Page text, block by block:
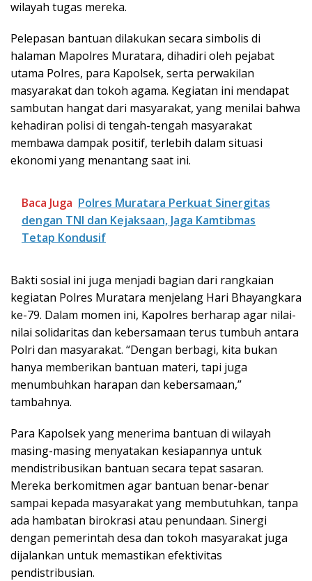
wilayah tugas mereka.
Pelepasan bantuan dilakukan secara simbolis di
halaman Mapolres Muratara, dihadiri oleh pejabat
utama Polres, para Kapolsek, serta perwakilan
masyarakat dan tokoh agama. Kegiatan ini mendapat
sambutan hangat dari masyarakat, yang menilai bahwa
kehadiran polisi di tengah-tengah masyarakat
membawa dampak positif, terlebih dalam situasi
ekonomi yang menantang saat ini.
Baca Juga Polres Muratara Perkuat Sinergitas
dengan TNI dan Kejaksaan, Jaga Kamtibmas
Tetap Kondusif
Bakti sosial ini juga menjadi bagian dari rangkaian
kegiatan Polres Muratara menjelang Hari Bhayangkara
ke-79. Dalam momen ini, Kapolres berharap agar nilai-
nilai solidaritas dan kebersamaan terus tumbuh antara
Polri dan masyarakat. “Dengan berbagi, kita bukan
hanya memberikan bantuan materi, tapi juga
menumbuhkan harapan dan kebersamaan,”
tambahnya.
Para Kapolsek yang menerima bantuan di wilayah
masing-masing menyatakan kesiapannya untuk
mendistribusikan bantuan secara tepat sasaran.
Mereka berkomitmen agar bantuan benar-benar
sampai kepada masyarakat yang membutuhkan, tanpa
ada hambatan birokrasi atau penundaan. Sinergi
dengan pemerintah desa dan tokoh masyarakat juga
dijalankan untuk memastikan efektivitas
pendistribusian.